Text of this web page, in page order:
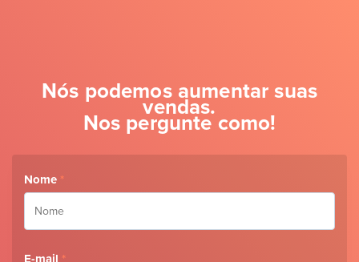
Nós podemos aumentar suas
vendas.
Nos pergunte como!
Nome *